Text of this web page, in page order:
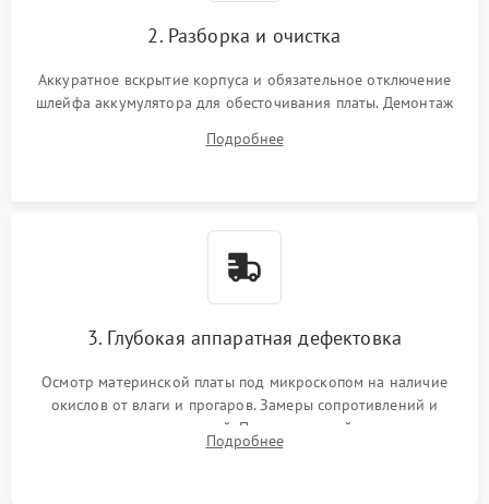
Проблемы Wi‑Fi или
2500 ₽
2. Разборка и очистка
Аккуратное вскрытие корпуса и обязательное отключение
шлейфа аккумулятора для обесточивания платы. Демонтаж
высохшей термопасты с кристаллов чипов.
Подробнее
3. Глубокая аппаратная дефектовка
Осмотр материнской платы под микроскопом на наличие
окислов от влаги и прогаров. Замеры сопротивлений и
дежурных напряжений. Проверка цепей питания,
мультиконтроллера, процессора и видеочипа.
Подробнее